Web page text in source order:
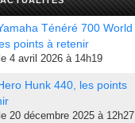
Ténéré 700 World
points à retenir
4 avril 2026 à 14h19
Hunk 440, les points
20 décembre 2025 à 12h27